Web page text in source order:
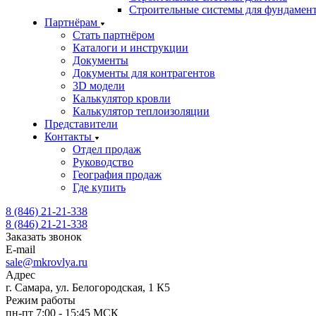
Строительные системы для
Партнёрам
Стать партнёром
Каталоги и инструкции
Документы
Документы для контрагентов
3D модели
Калькулятор кровли
Калькулятор теплоизоляции
Представители
Контакты
Отдел продаж
Руководство
География продаж
Где купить
8 (846) 21-21-338
8 (846) 21-21-338
Заказать звонок
E-mail
sale@mkrovlya.ru
Адрес
г. Самара, ул. Белогородская, 1 К5
Режим работы
пн-пт 7:00 - 15:45 МСК